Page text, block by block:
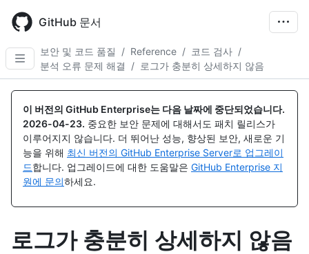
main
content
GitHub 문서
보안 및 코드 품질 / Reference / 코드 검사 /
분석 오류 문제 해결
/ 로그가 충분히 상세하지 않음
이 버전의 GitHub Enterprise는 다음 날짜에 중단되었습니다.
2026-04-23. 중요한 보안 문제에 대해서도 패치 릴리스가
이루어지지 않습니다. 더 뛰어난 성능, 향상된 보안, 새로운 기
능을 위해 최신 버전의 GitHub Enterprise Server로 업그레이
드합니다. 업그레이드에 대한 도움말은 GitHub Enterprise 지
원에 문의하세요.
로그가 충분히 상세하지 않음